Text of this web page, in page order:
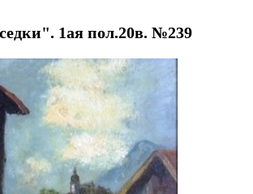
1ая пол.20в. №239